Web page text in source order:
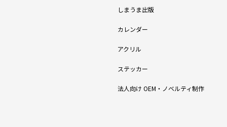
しまうま出版
カレンダー
アクリル
ステッカー
法人向け OEM・ノベルティ制作